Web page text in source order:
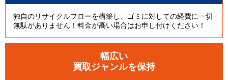
独自のリサイクルフローを構築し、ゴミに対しての経費に一切
無駄がありません！料金が高い場合はお申し付けください！
幅広い
買取ジャンルを保持